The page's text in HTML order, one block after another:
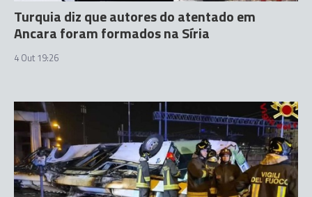
Turquia diz que autores do atentado em
Ancara foram formados na Síria
4 Out 19:26